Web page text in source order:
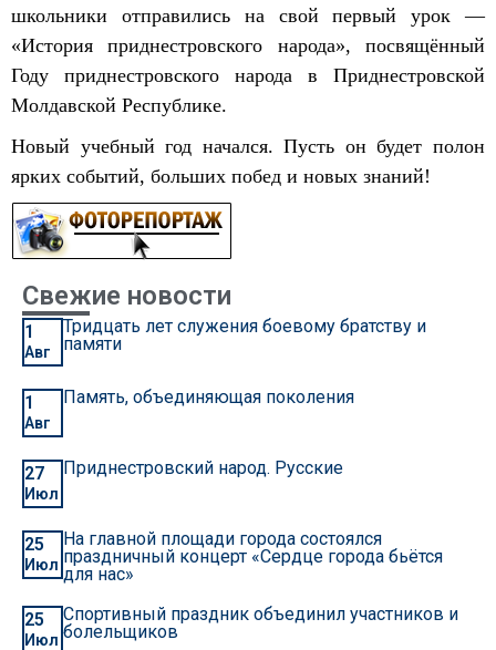
школьники отправились на свой первый урок —
«История приднестровского народа», посвящённый
Году приднестровского народа в Приднестровской
Молдавской Республике.
Новый учебный год начался. Пусть он будет полон
ярких событий, больших побед и новых знаний!
Свежие новости
1
Авг
Тридцать лет служения боевому братству и
памяти
1
Авг
Память, объединяющая поколения
27
Июл
Приднестровский народ. Русские
25
Июл
На главной площади города состоялся
праздничный концерт «Сердце города бьётся
для нас»
25
Июл
Спортивный праздник объединил участников и
болельщиков